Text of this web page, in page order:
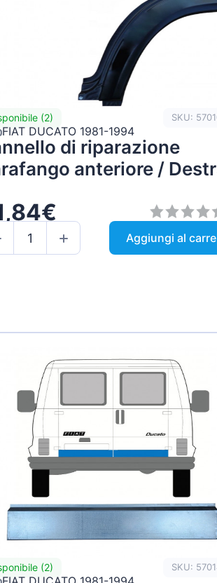
(2) SKU:
FIAT DUCATO 1981-1994
di riparazione
anteriore /
Aggiungi al
(2) SKU: